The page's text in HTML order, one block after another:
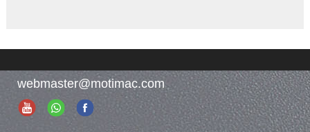
webmaster@motimac.com